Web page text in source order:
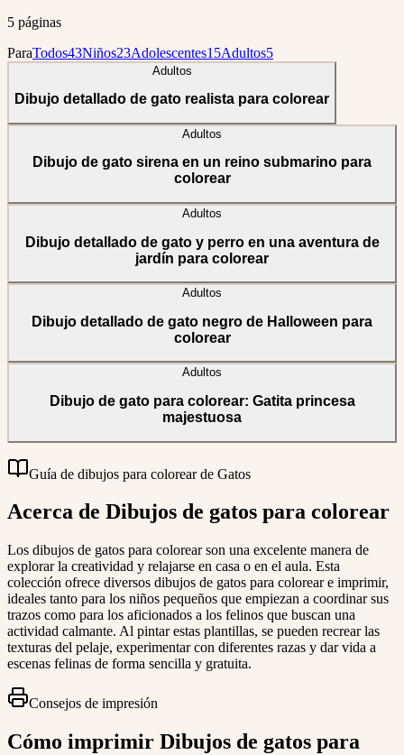
5 páginas
ParaTodos43Niños23Adolescentes15Adultos5
Adultos
Dibujo detallado de gato realista para colorear
Adultos
Dibujo de gato sirena en un reino submarino para
colorear
Adultos
Dibujo detallado de gato y perro en una aventura de
jardín para colorear
Adultos
Dibujo detallado de gato negro de Halloween para
colorear
Adultos
Dibujo de gato para colorear: Gatita princesa
majestuosa
Guía de dibujos para colorear de Gatos
Acerca de Dibujos de gatos para colorear
Los dibujos de gatos para colorear son una excelente manera de
explorar la creatividad y relajarse en casa o en el aula. Esta
colección ofrece diversos dibujos de gatos para colorear e imprimir,
ideales tanto para los niños pequeños que empiezan a coordinar sus
trazos como para los aficionados a los felinos que buscan una
actividad calmante. Al pintar estas plantillas, se pueden recrear las
texturas del pelaje, experimentar con diferentes razas y dar vida a
escenas felinas de forma sencilla y gratuita.
Consejos de impresión
Cómo imprimir Dibujos de gatos para